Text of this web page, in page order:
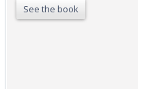
See the book